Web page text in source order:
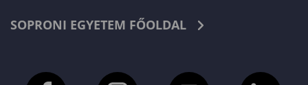
SOPRONI EGYETEM FŐOLDAL